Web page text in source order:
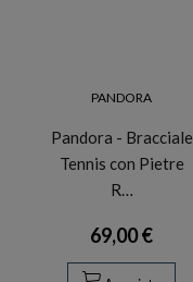
PANDORA
Pandora - Bracciale
Tennis con Pietre
R…
69,00 €